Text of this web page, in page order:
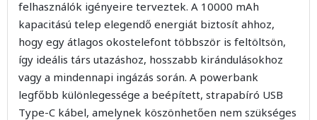
felhasználók igényeire terveztek. A 10000 mAh
kapacitású telep elegendő energiát biztosít ahhoz,
hogy egy átlagos okostelefont többször is feltöltsön,
így ideális társ utazáshoz, hosszabb kirándulásokhoz
vagy a mindennapi ingázás során. A powerbank
legfőbb különlegessége a beépített, strapabíró USB
Type-C kábel, amelynek köszönhetően nem szükséges